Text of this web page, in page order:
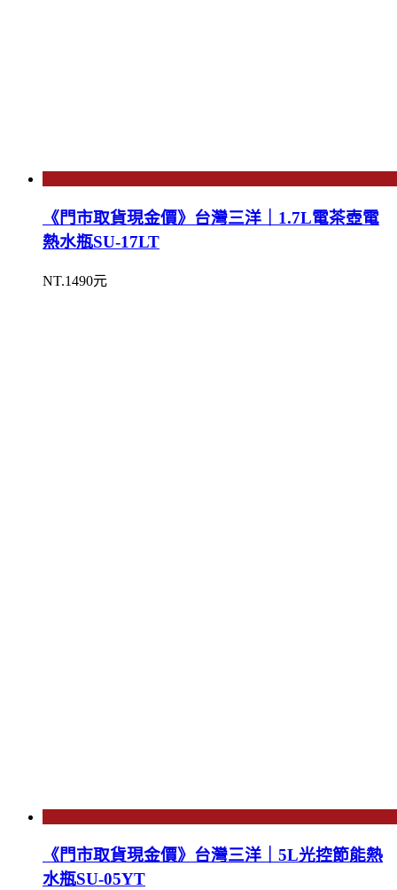
《門市取貨現金價》台灣三洋｜1.7L電茶壺電
熱水瓶SU-17LT
NT.1490元
《門市取貨現金價》台灣三洋｜5L光控節能熱
水瓶SU-05YT